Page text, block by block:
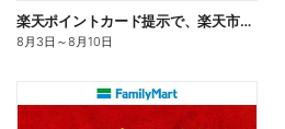
楽天ポイントカード提示で、楽天市場でのお買い物がおトクに!
8月3日 ～8月10日